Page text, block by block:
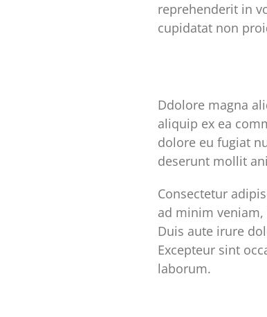
reprehenderit in
cupidatat non
Ddolore magna
aliquip ex ea
dolore eu fugiat
deserunt mollit
Consectetur
ad minim
Duis aute irure
Excepteur sint
laborum.